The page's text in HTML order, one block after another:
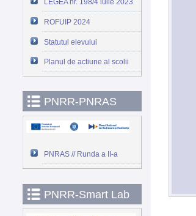
LEGEA nr. 198/4 iulie 2023
ROFUIP 2024
Statutul elevului
Planul de actiune al scolii
PNRR-PNRAS
PNRAS // Runda a II-a
PNRR-Smart Lab